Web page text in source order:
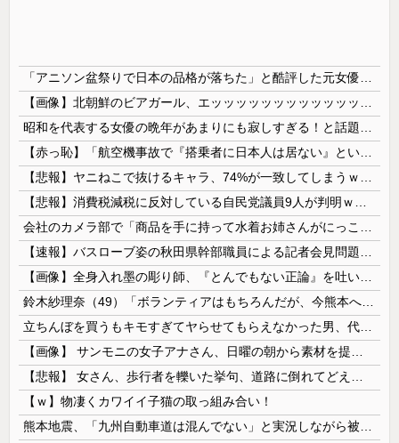
【ｗ】物凄くカワイイ子猫の取っ組み合い！